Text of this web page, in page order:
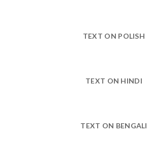
TEXT ON POLISH
TEXT ON HINDI
TEXT ON BENGALI